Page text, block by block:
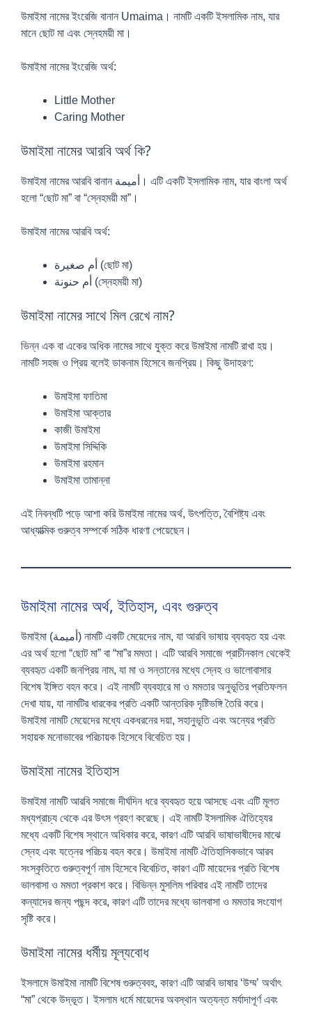
উমাইমা নামের ইংরেজি বানান Umaima। নামটি একটি ইসলামিক নাম, যার
মানে ছোট মা এবং স্নেহময়ী মা।
উমাইমা নামের ইংরেজি অর্থ:
Little Mother
Caring Mother
উমাইমা নামের আরবি অর্থ কি?
উমাইমা নামের আরবি বানান أميمة। এটি একটি ইসলামিক নাম, যার বাংলা অর্থ
হলো “ছোট মা” বা “স্নেহময়ী মা”।
উমাইমা নামের আরবি অর্থ:
أم صغيرة (ছোট মা)
أم حنونة (স্নেহময়ী মা)
উমাইমা নামের সাথে মিল রেখে নাম?
ভিন্ন এক বা একের অধিক নামের সাথে যুক্ত করে উমাইমা নামটি রাখা হয়।
নামটি সহজ ও প্রিয় বলেই ডাকনাম হিসেবে জনপ্রিয়। কিছু উদাহরণ:
উমাইমা ফাতিমা
উমাইমা আক্তার
কাজী উমাইমা
উমাইমা সিদ্দিকি
উমাইমা রহমান
উমাইমা তামান্না
এই নিবন্ধটি পড়ে আশা করি উমাইমা নামের অর্থ, উৎপত্তি, বৈশিষ্ট্য এবং
আধ্যাত্মিক গুরুত্ব সম্পর্কে সঠিক ধারণা পেয়েছেন।
উমাইমা নামের অর্থ, ইতিহাস, এবং গুরুত্ব
উমাইমা (أميمة) নামটি একটি মেয়েদের নাম, যা আরবি ভাষায় ব্যবহৃত হয় এবং
এর অর্থ হলো “ছোট মা” বা “মা”র মমতা। এটি আরবি সমাজে প্রাচীনকাল থেকেই
ব্যবহৃত একটি জনপ্রিয় নাম, যা মা ও সন্তানের মধ্যে স্নেহ ও ভালোবাসার
বিশেষ ইঙ্গিত বহন করে। এই নামটি ব্যবহারে মা ও মমতার অনুভূতির প্রতিফলন
দেখা যায়, যা নামটির ধারকের প্রতি একটি আন্তরিক দৃষ্টিভঙ্গি তৈরি করে।
উমাইমা নামটি মেয়েদের মধ্যে একধরনের দয়া, সহানুভূতি এবং অন্যের প্রতি
সহায়ক মনোভাবের পরিচায়ক হিসেবে বিবেচিত হয়।
উমাইমা নামের ইতিহাস
উমাইমা নামটি আরবি সমাজে দীর্ঘদিন ধরে ব্যবহৃত হয়ে আসছে এবং এটি মূলত
মধ্যপ্রাচ্য থেকে এর উৎস গ্রহণ করেছে। এই নামটি ইসলামিক ঐতিহ্যের
মধ্যে একটি বিশেষ স্থানে অধিকার করে, কারণ এটি আরবি ভাষাভাষীদের মাঝে
স্নেহ এবং যত্নের পরিচয় বহন করে। উমাইমা নামটি ঐতিহাসিকভাবে আরব
সংস্কৃতিতে গুরুত্বপূর্ণ নাম হিসেবে বিবেচিত, কারণ এটি মায়েদের প্রতি বিশেষ
ভালবাসা ও মমতা প্রকাশ করে। বিভিন্ন মুসলিম পরিবার এই নামটি তাদের
কন্যাদের জন্য পছন্দ করে, কারণ এটি তাদের মধ্যে ভালবাসা ও মমতার সংযোগ
সৃষ্টি করে।
উমাইমা নামের ধর্মীয় মূল্যবোধ
ইসলামে উমাইমা নামটি বিশেষ গুরুত্ববহ, কারণ এটি আরবি ভাষার ‘উম্ম’ অর্থাৎ
“মা” থেকে উদ্ভূত। ইসলাম ধর্মে মায়েদের অবস্থান অত্যন্ত মর্যাদাপূর্ণ এবং